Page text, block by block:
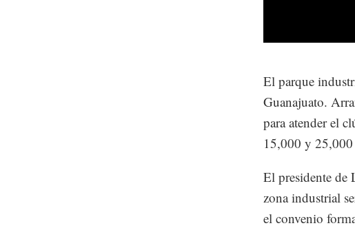
El parque
Guanajuato.
para atender el
15,000 y 25,000
El presidente
zona industrial
el convenio